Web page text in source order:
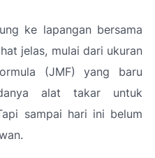
ke lapangan bersama
jelas, mulai dari ukuran
(JMF) yang baru
alat takar untuk
sampai hari ini belum